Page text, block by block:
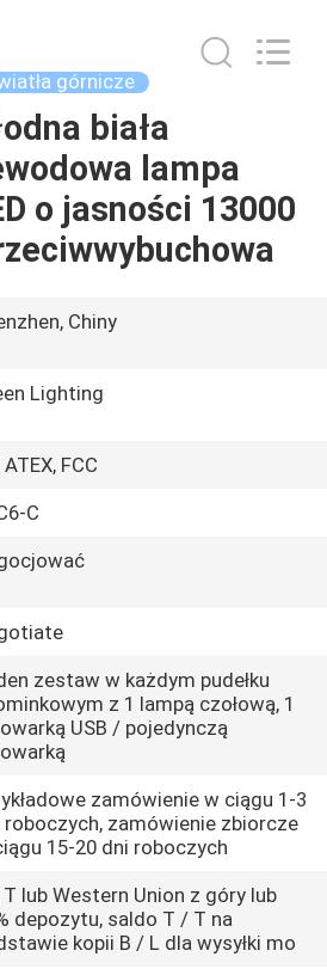
górnicze
biała
lampa
o jasności 13000
Chiny
Lighting
ATEX, FCC
C
zestaw w każdym pudełku
z 1 lampą czołową, 1
USB / pojedynczą
zamówienie w ciągu 1-3
roboczych, zamówienie zbiorcze
15-20 dni roboczych
lub Western Union z góry lub
depozytu, saldo T / T na
kopii B / L dla wysyłki mo